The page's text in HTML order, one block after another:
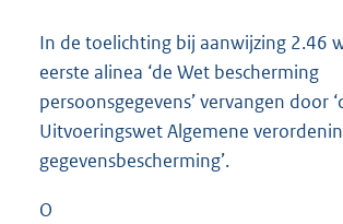
In de toelichting bij aanwijzing 2.46
eerste alinea ‘de Wet bescherming
persoonsgegevens’ vervangen door
Uitvoeringswet Algemene
gegevensbescherming’.
O